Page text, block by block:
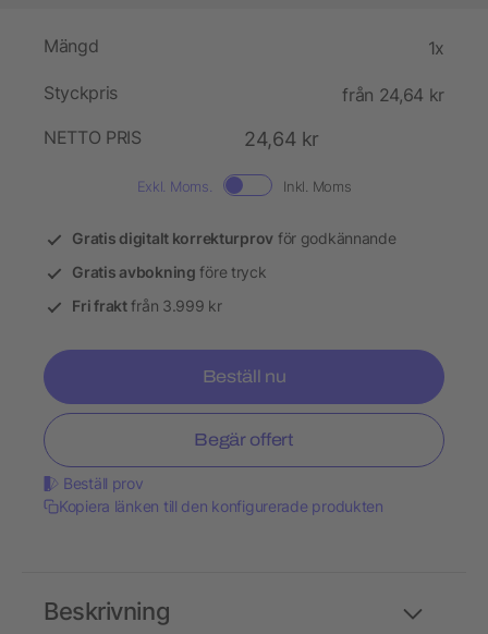
Mängd 1x
Styckpris
från 24,64 kr
NETTO PRIS
24,64 kr
Exkl. Moms. Inkl. Moms
Gratis digitalt korrekturprov för godkännande
Gratis avbokning före tryck
Fri fraktfrån 3.999 kr
Beställ nu
Begär offert
Beställ prov
Kopiera länken till den konfigurerade produkten
Beskrivning